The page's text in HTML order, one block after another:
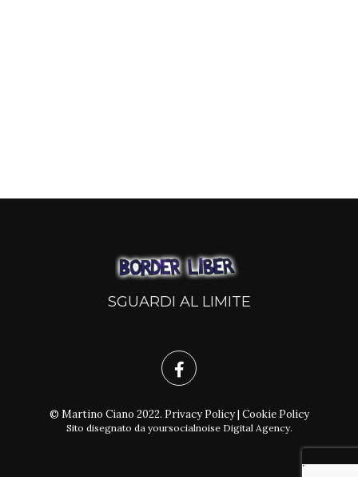
SGUARDI AL LIMITE
© Martino Ciano 2022. Privacy Policy| Cookie Policy
Sito disegnato da yoursocialnoise Digital Agency.